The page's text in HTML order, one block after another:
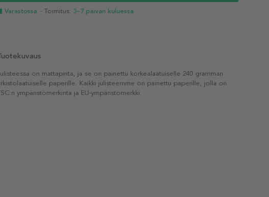
Varastossa - Toimitus: 3–7 päivän kuluessa
on mattapinta, ja se on painettu korkealaatuiselle 240 gramman
paperille. Kaikki julisteemme on painettu paperille, jolla on
ympäristömerkintä ja EU-ympäristömerkki.